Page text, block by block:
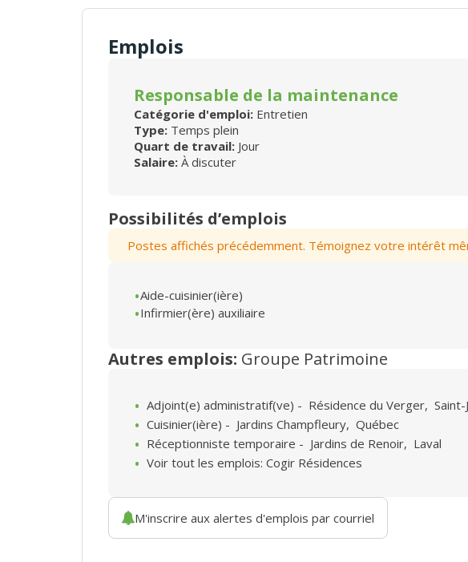
Emplois
Responsable de la maintenance
Catégorie d'emploi: Entretien
Type: Temps plein
Quart de travail: Jour
Salaire: À discuter
Possibilités d’emplois
Postes affichés précédemment. Témoignez votre intérêt
Aide-cuisinier(ière)
Infirmier(ère) auxiliaire
Autres emplois: Groupe Patrimoine
Adjoint(e) administratif(ve) - Résidence du Verger,
Cuisinier(ière) - Jardins Champfleury, Québec
Réceptionniste temporaire - Jardins de Renoir, Laval
Voir tout les emplois: Cogir Résidences
M'inscrire aux alertes d'emplois par courriel